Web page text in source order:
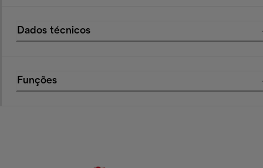
Dados técnicos
Funções